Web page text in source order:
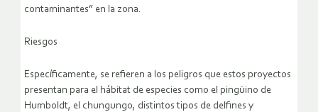
contaminantes” en la zona.
Riesgos
Específicamente, se refieren a los peligros que estos proyectos
presentan para el hábitat de especies como el pingüino de
Humboldt, el chungungo, distintos tipos de delfines y